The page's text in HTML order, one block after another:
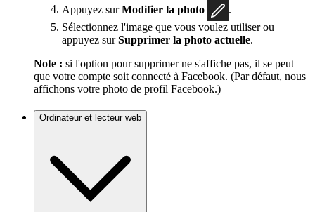
Appuyez surModifier la photo
.
Sélectionnez l'image que vous voulez utiliser ou
appuyez surSupprimer la photo actuelle.
Note : si l'option pour supprimer ne s'affiche pas, il se peut
que votre compte soit connecté à Facebook. (Par défaut, nous
affichons votre photo de profil Facebook.)
Ordinateur et lecteur web